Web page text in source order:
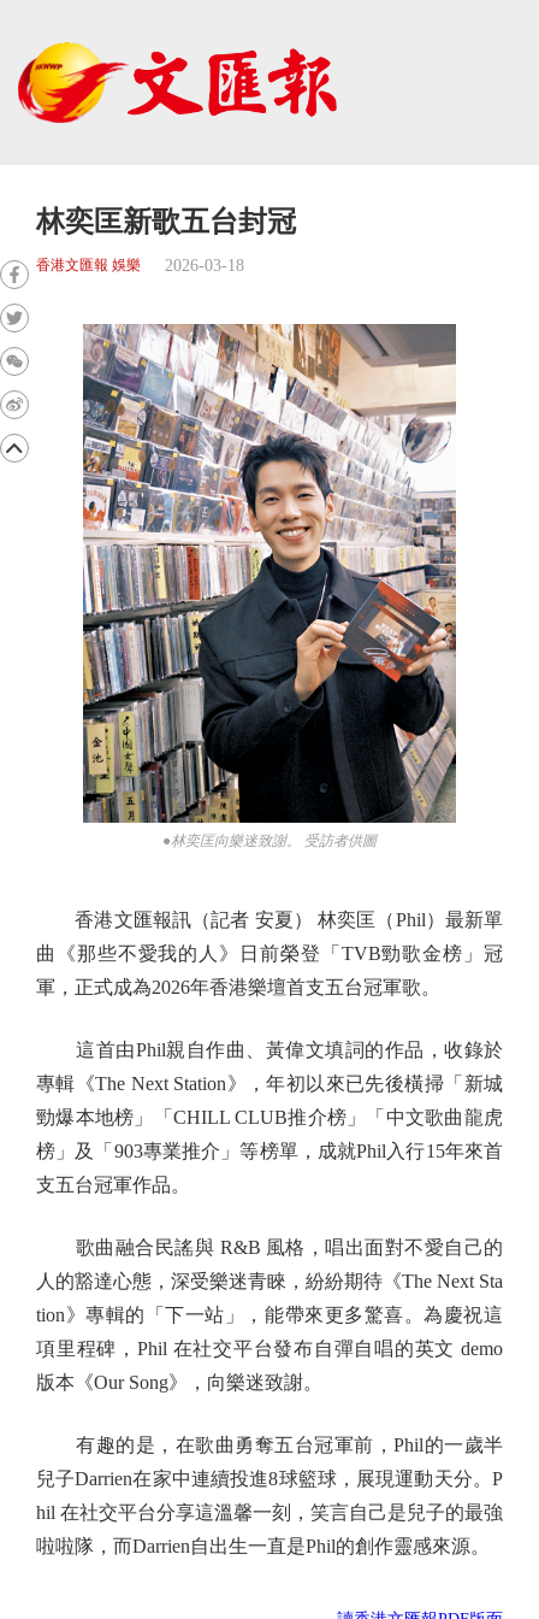
林奕匡新歌五台封冠
香港文匯報 娛樂 2026-03-18
●林奕匡向樂迷致謝。 受訪者供圖
香港文匯報訊（記者 安夏） 林奕匡（Phil）最新單
曲《那些不愛我的人》日前榮登「TVB勁歌金榜」冠
軍，正式成為2026年香港樂壇首支五台冠軍歌。
這首由Phil親自作曲、黃偉文填詞的作品，收錄於
專輯《The Next Station》，年初以來已先後橫掃「新城
勁爆本地榜」「CHILL CLUB推介榜」「中文歌曲龍虎
榜」及「903專業推介」等榜單，成就Phil入行15年來首
支五台冠軍作品。
歌曲融合民謠與 R&B 風格，唱出面對不愛自己的
人的豁達心態，深受樂迷青睞，紛紛期待《The Next Sta
tion》專輯的「下一站」，能帶來更多驚喜。為慶祝這
項里程碑，Phil 在社交平台發布自彈自唱的英文 demo
版本《Our Song》，向樂迷致謝。
有趣的是，在歌曲勇奪五台冠軍前，Phil的一歲半
兒子Darrien在家中連續投進8球籃球，展現運動天分。P
hil 在社交平台分享這溫馨一刻，笑言自己是兒子的最強
啦啦隊，而Darrien自出生一直是Phil的創作靈感來源。